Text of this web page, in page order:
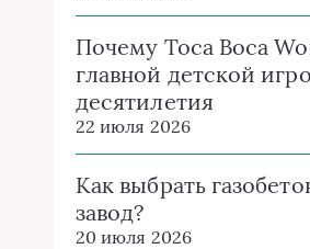
Почему Toca Boca
главной детской
десятилетия
22 июля 2026
Как выбрать
завод?
20 июля 2026